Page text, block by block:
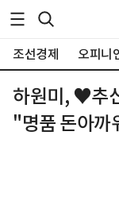
조선경제 오피니
하원미, ♥추
"명품 돈아까